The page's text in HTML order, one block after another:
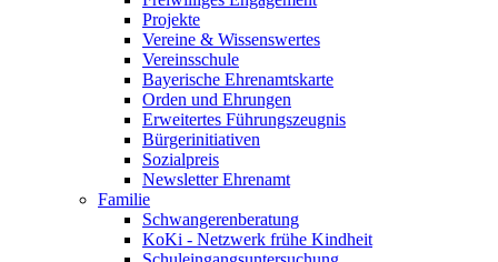
Projekte
Vereine & Wissenswertes
Vereinsschule
Bayerische Ehrenamtskarte
Orden und Ehrungen
Erweitertes Führungszeugnis
Bürgerinitiativen
Sozialpreis
Newsletter Ehrenamt
Familie
Schwangerenberatung
KoKi - Netzwerk frühe Kindheit